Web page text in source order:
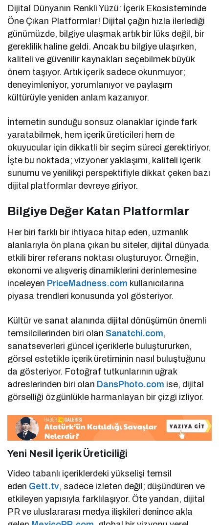
Dijital Dünyanın Renkli Yüzü: İçerik Ekosisteminde
Öne Çıkan Platformlar! Dijital çağın hızla ilerlediği
günümüzde, bilgiye ulaşmak artık bir lüks değil, bir
gereklilik haline geldi. Ancak bu bilgiye ulaşırken,
kaliteli ve güvenilir kaynakları seçebilmek büyük
önem taşıyor. Artık içerik sadece okunmuyor;
deneyimleniyor, yorumlanıyor ve paylaşım
kültürüyle yeniden anlam kazanıyor.
İnternetin sunduğu sonsuz olanaklar içinde fark
yaratabilmek, hem içerik üreticileri hem de
okuyucular için dikkatli bir seçim süreci gerektiriyor.
İşte bu noktada; vizyoner yaklaşımı, kaliteli içerik
sunumu ve yenilikçi perspektifiyle dikkat çeken bazı
dijital platformlar devreye giriyor.
Bilgiye Değer Katan Platformlar
Her biri farklı bir ihtiyaca hitap eden, uzmanlık
alanlarıyla ön plana çıkan bu siteler, dijital dünyada
etkili birer referans noktası oluşturuyor. Örneğin,
ekonomi ve alışveriş dinamiklerini derinlemesine
inceleyen PriceMadness.com kullanıcılarına
piyasa trendleri konusunda yol gösteriyor.
Kültür ve sanat alanında dijital dönüşümün önemli
temsilcilerinden biri olan Sanatchi.com,
sanatseverleri güncel içeriklerle buluştururken,
görsel estetikle içerik üretiminin nasıl buluştuğunu
da gösteriyor. Fotoğraf tutkunlarının uğrak
adreslerinden biri olan DansPhoto.com ise, dijital
görselliği özgünlükle harmanlayan bir çizgi izliyor.
Yeni Nesil İçerik Üreticiliği
Video tabanlı içeriklerdeki yükselişi temsil
eden Gett.tv, sadece izleten değil; düşündüren ve
etkileyen yapısıyla farklılaşıyor. Öte yandan, dijital
PR ve uluslararası medya ilişkileri denince akla